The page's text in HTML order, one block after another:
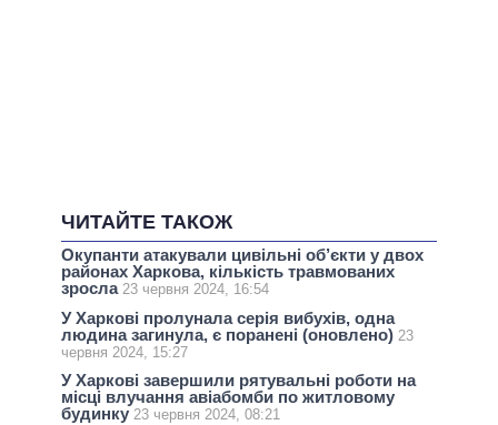
ЧИТАЙТЕ ТАКОЖ
Окупанти атакували цивільні об’єкти у двох
районах Харкова, кількість травмованих
зросла 23 червня 2024, 16:54
У Харкові пролунала серія вибухів, одна
людина загинула, є поранені (оновлено) 23
червня 2024, 15:27
У Харкові завершили рятувальні роботи на
місці влучання авіабомби по житловому
будинку 23 червня 2024, 08:21